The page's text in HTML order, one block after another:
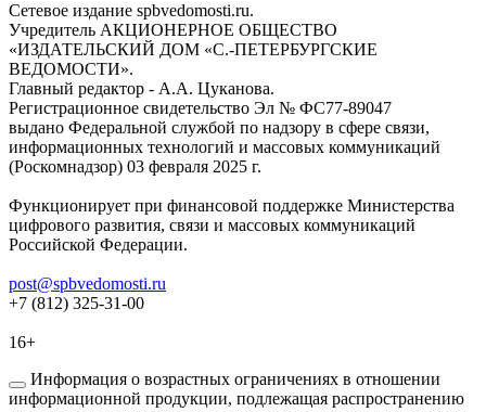
Сетевое издание spbvedomosti.ru.
Учредитель АКЦИОНЕРНОЕ ОБЩЕСТВО
«ИЗДАТЕЛЬСКИЙ ДОМ «С.-ПЕТЕРБУРГСКИЕ
ВЕДОМОСТИ».
Главный редактор - А.А. Цуканова.
Регистрационное свидетельство Эл № ФС77-89047
выдано Федеральной службой по надзору в сфере связи,
информационных технологий и массовых коммуникаций
(Роскомнадзор) 03 февраля 2025 г.
Функционирует при финансовой поддержке Министерства
цифрового развития, связи и массовых коммуникаций
Российской Федерации.
post@spbvedomosti.ru
+7 (812) 325-31-00
16+
Информация о возрастных ограничениях в отношении
информационной продукции, подлежащая распространению